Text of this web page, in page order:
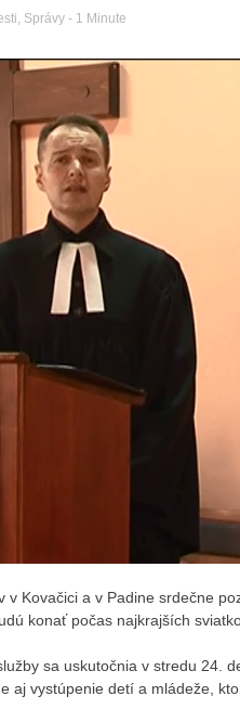
Správy - 1 Minute
v Kovačici a v Padine srdečne
konať počas najkrajších
sa uskutočnia v stredu 24.
aj vystúpenie detí a mládeže,